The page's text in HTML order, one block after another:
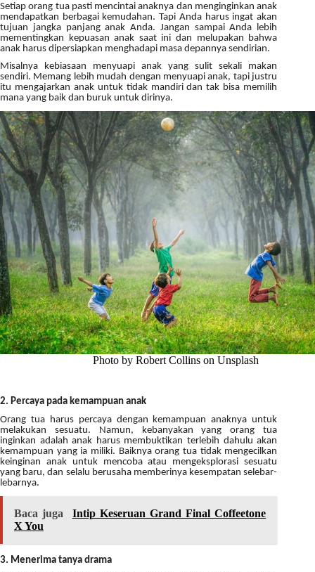
Setiap orang tua pasti mencintai anaknya dan menginginkan anak
mendapatkan berbagai kemudahan. Tapi Anda harus ingat akan
tujuan jangka panjang anak Anda. Jangan sampai Anda lebih
mementingkan kepuasan anak saat ini dan melupakan bahwa
anak harus dipersiapkan menghadapi masa depannya sendirian.
Misalnya kebiasaan menyuapi anak yang sulit sekali makan
sendiri. Memang lebih mudah dengan menyuapi anak, tapi justru
itu mengajarkan anak untuk tidak mandiri dan tak bisa memilih
mana yang baik dan buruk untuk dirinya.
Photo by Robert Collins on Unsplash
2. Percaya pada kemampuan anak
Orang tua harus percaya dengan kemampuan anaknya untuk
melakukan sesuatu. Namun, kebanyakan yang orang tua
inginkan adalah anak harus membuktikan terlebih dahulu akan
kemampuan yang ia miliki. Baiknya orang tua tidak mengecilkan
keinginan anak untuk mencoba atau mengeksplorasi sesuatu
yang baru, dan selalu berusaha memberinya kesempatan selebar-
lebarnya.
Baca juga
Intip Keseruan Grand Final Coffeetone
X You
3. Menerima tanya drama